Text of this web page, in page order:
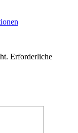
Erforderliche